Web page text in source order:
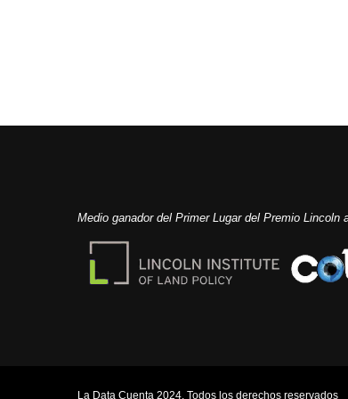
Medio ganador del Primer Lugar del Premio
La Data Cuenta 2024. Todos los derechos reservados